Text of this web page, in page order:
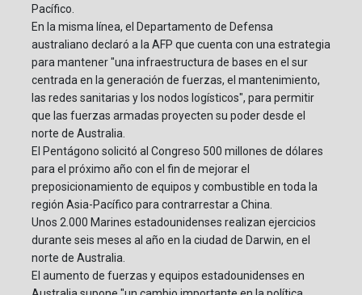
Pacífico.
En la misma línea, el Departamento de Defensa
australiano declaró a la AFP que cuenta con una estrategia
para mantener "una infraestructura de bases en el sur
centrada en la generación de fuerzas, el mantenimiento,
las redes sanitarias y los nodos logísticos", para permitir
que las fuerzas armadas proyecten su poder desde el
norte de Australia.
El Pentágono solicitó al Congreso 500 millones de dólares
para el próximo año con el fin de mejorar el
preposicionamiento de equipos y combustible en toda la
región Asia-Pacífico para contrarrestar a China.
Unos 2.000 Marines estadounidenses realizan ejercicios
durante seis meses al año en la ciudad de Darwin, en el
norte de Australia.
El aumento de fuerzas y equipos estadounidenses en